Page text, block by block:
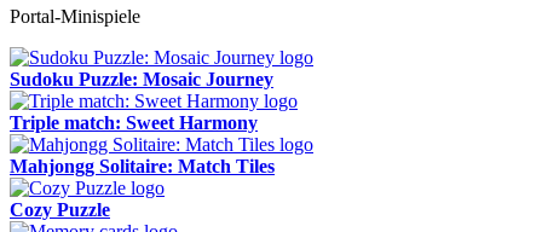
Portal-Minispiele
Sudoku Puzzle: Mosaic Journey
Triple match: Sweet Harmony
Mahjongg Solitaire: Match Tiles
Cozy Puzzle